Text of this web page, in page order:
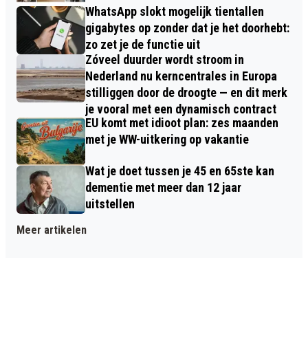
WhatsApp slokt mogelijk tientallen
gigabytes op zonder dat je het doorhebt:
zo zet je de functie uit
Zóveel duurder wordt stroom in
Nederland nu kerncentrales in Europa
stilliggen door de droogte — en dit merk
je vooral met een dynamisch contract
EU komt met idioot plan: zes maanden
met je WW-uitkering op vakantie
Wat je doet tussen je 45 en 65ste kan
dementie met meer dan 12 jaar
uitstellen
Meer artikelen